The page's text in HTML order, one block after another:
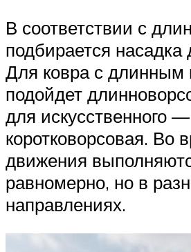
В соответствии с
подбирается насадка
Для ковра с длинным
подойдет
для искусственного —
коротковорсовая. Во
движения
равномерно, но в
направлениях.